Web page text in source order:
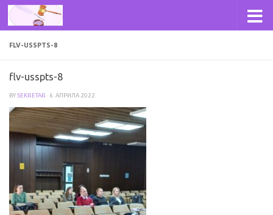
Skip to content
FLV-USSPTS-8
flv-usspts-8
BYSEKRETAR · 6. АПРИЛА 2022.